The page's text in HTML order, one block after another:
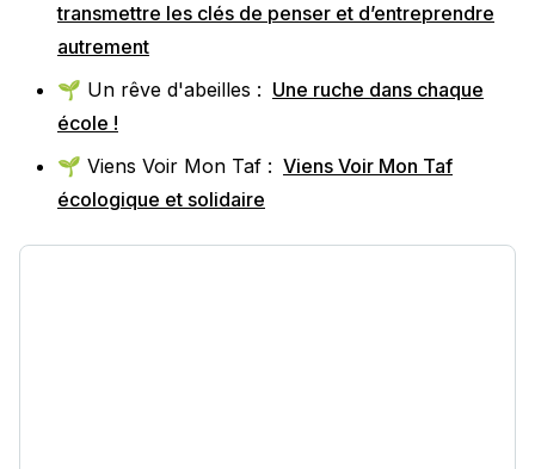
transmettre les clés de penser et d’entreprendre
autrement
🌱 Un rêve d'abeilles : Une ruche dans chaque
école !
🌱 Viens Voir Mon Taf : Viens Voir Mon Taf
écologique et solidaire